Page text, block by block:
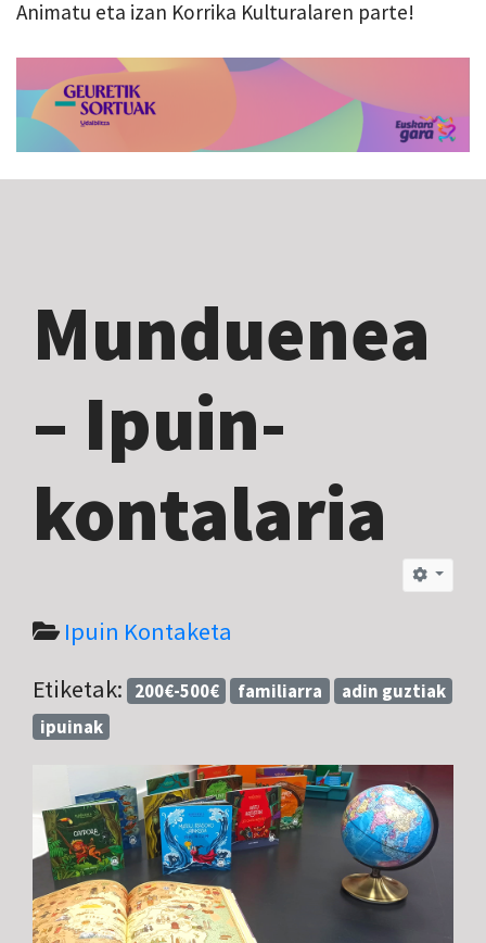
Animatu eta izan Korrika Kulturalaren parte!
Munduenea
– Ipuin-
kontalaria
Ipuin Kontaketa
Etiketak: 200€-500€ familiarra
adin guztiak
ipuinak